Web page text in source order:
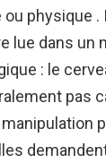
physique .
lue dans un
: le
pas